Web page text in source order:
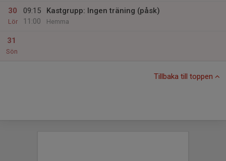
30
Lör
09:15
11:00
Kastgrupp: Ingen träning (påsk)
Hemma
31
Sön
Tillbaka till toppen